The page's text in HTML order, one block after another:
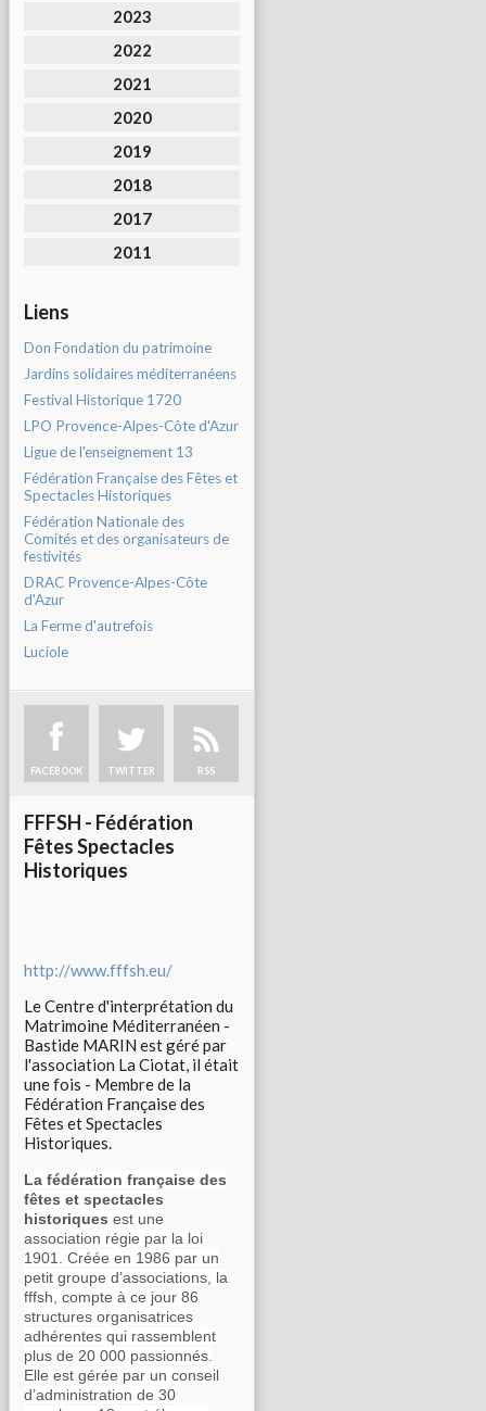
2023
2022
2021
2020
2019
2018
2017
2011
Liens
Don Fondation du patrimoine
Jardins solidaires méditerranéens
Festival Historique 1720
LPO Provence-Alpes-Côte d'Azur
Ligue de l'enseignement 13
Fédération Française des Fêtes et
Spectacles Historiques
Fédération Nationale des
Comités et des organisateurs de
festivités
DRAC Provence-Alpes-Côte
d'Azur
La Ferme d'autrefois
Luciole
FACEBOOK TWITTER RSS
FFFSH - Fédération
Fêtes Spectacles
Historiques
http://www.fffsh.eu/
Le Centre d'interprétation du
Matrimoine Méditerranéen -
Bastide MARIN est géré par
l'association La Ciotat, il était
une fois - Membre de la
Fédération Française des
Fêtes et Spectacles
Historiques.
La fédération française des
fêtes et spectacles
historiques est une
association régie par la loi
1901. Créée en 1986 par un
petit groupe d’associations, la
fffsh, compte à ce jour 86
structures organisatrices
adhérentes qui rassemblent
plus de 20 000 passionnés.
Elle est gérée par un conseil
d’administration de 30